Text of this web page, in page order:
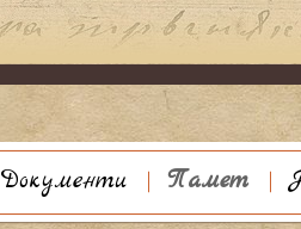
Към съдържанието
Документи Памет